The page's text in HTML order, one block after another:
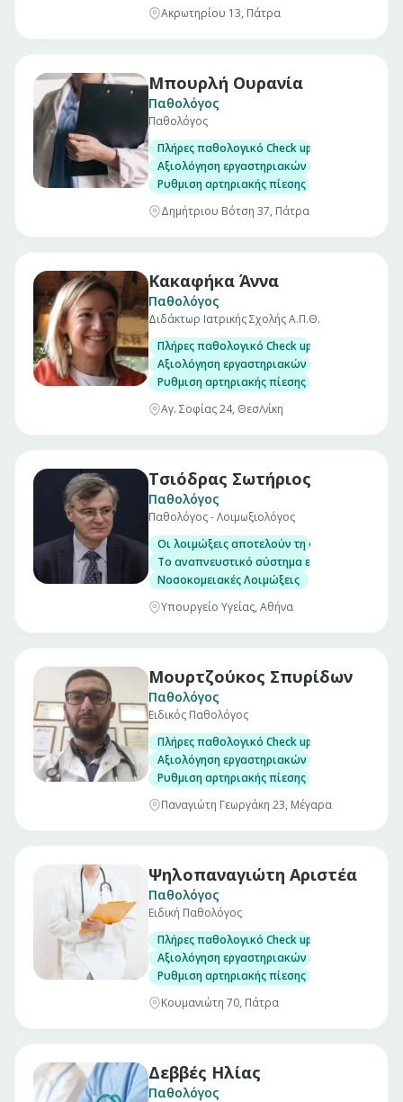
Ακρωτηρίου 13, Πάτρα
Μπουρλή Ουρανία
Παθολόγος
Παθολόγος
Πλήρες παθολογικό Check up σε άνδρες και
Αξιολόγηση εργαστηριακών εξετάσεων
Ρυθμιση αρτηριακής πίεσης
Δημήτριου Βότση 37, Πάτρα
Κακαφήκα Άννα
Παθολόγος
Διδάκτωρ Ιατρικής Σχολής Α.Π.Θ.
Πλήρες παθολογικό Check up σε άνδρες και
Αξιολόγηση εργαστηριακών εξετάσεων
Ρυθμιση αρτηριακής πίεσης
Αγ. Σοφίας 24, Θεσ/νίκη
Τσιόδρας Σωτήριος
Παθολόγος
Παθολόγος - Λοιμωξιολόγος
Οι λοιμώξεις αποτελούν τη συχνότερη
Το αναπνευστικό σύστημα είναι το
Νοσοκομειακές Λοιμώξεις
Υπουργείο Υγείας, Αθήνα
Μουρτζούκος Σπυρίδων
Παθολόγος
Ειδικός Παθολόγος
Πλήρες παθολογικό Check up σε άνδρες και
Αξιολόγηση εργαστηριακών εξετάσεων
Ρυθμιση αρτηριακής πίεσης
Παναγιώτη Γεωργάκη 23, Μέγαρα
Ψηλοπαναγιώτη Αριστέα
Παθολόγος
Ειδική Παθολόγος
Πλήρες παθολογικό Check up σε άνδρες και
Αξιολόγηση εργαστηριακών εξετάσεων
Ρυθμιση αρτηριακής πίεσης
Κουμανιώτη 70, Πάτρα
Δεββές Ηλίας
Παθολόγος